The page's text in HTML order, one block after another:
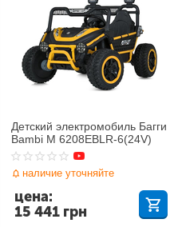
Детский электромобиль Багги
Bambi M 6208EBLR-6(24V)
наличие уточняйте
15 441 грн
цена: